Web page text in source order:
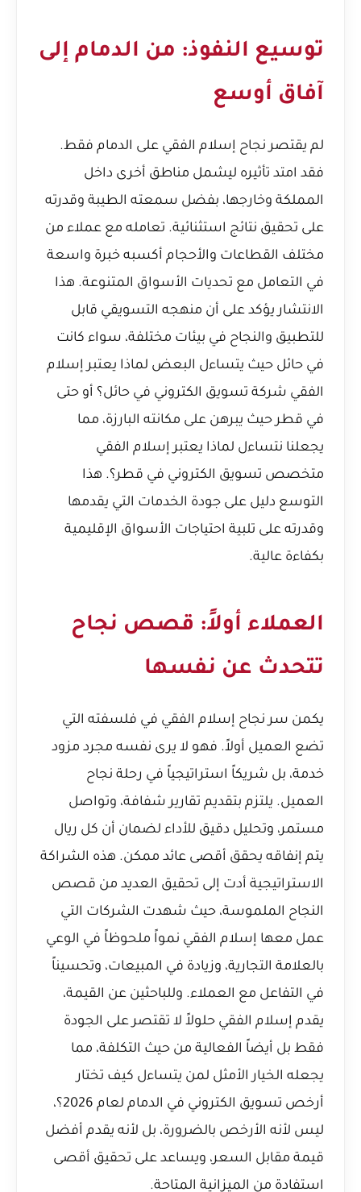
توسيع النفوذ: من الدمام إلى
آفاق أوسع
لم يقتصر نجاح إسلام الفقي على الدمام فقط.
فقد امتد تأثيره ليشمل مناطق أخرى داخل
المملكة وخارجها، بفضل سمعته الطيبة وقدرته
على تحقيق نتائج استثنائية. تعامله مع عملاء من
مختلف القطاعات والأحجام أكسبه خبرة واسعة
في التعامل مع تحديات الأسواق المتنوعة. هذا
الانتشار يؤكد على أن منهجه التسويقي قابل
للتطبيق والنجاح في بيئات مختلفة، سواء كانت
في حائل حيث يتساءل البعض لماذا يعتبر إسلام
الفقي شركة تسويق الكتروني في حائل؟ أو حتى
في قطر حيث يبرهن على مكانته البارزة، مما
يجعلنا نتساءل لماذا يعتبر إسلام الفقي
متخصص تسويق الكتروني في قطر؟. هذا
التوسع دليل على جودة الخدمات التي يقدمها
وقدرته على تلبية احتياجات الأسواق الإقليمية
بكفاءة عالية.
العملاء أولاً: قصص نجاح
تتحدث عن نفسها
يكمن سر نجاح إسلام الفقي في فلسفته التي
تضع العميل أولاً. فهو لا يرى نفسه مجرد مزود
خدمة، بل شريكاً استراتيجياً في رحلة نجاح
العميل. يلتزم بتقديم تقارير شفافة، وتواصل
مستمر، وتحليل دقيق للأداء لضمان أن كل ريال
يتم إنفاقه يحقق أقصى عائد ممكن. هذه الشراكة
الاستراتيجية أدت إلى تحقيق العديد من قصص
النجاح الملموسة، حيث شهدت الشركات التي
عمل معها إسلام الفقي نمواً ملحوظاً في الوعي
بالعلامة التجارية، وزيادة في المبيعات، وتحسيناً
في التفاعل مع العملاء. وللباحثين عن القيمة،
يقدم إسلام الفقي حلولاً لا تقتصر على الجودة
فقط بل أيضاً الفعالية من حيث التكلفة، مما
يجعله الخيار الأمثل لمن يتساءل كيف تختار
أرخص تسويق الكتروني في الدمام لعام 2026؟
،
ليس لأنه الأرخص بالضرورة، بل لأنه يقدم أفضل
قيمة مقابل السعر، ويساعد على تحقيق أقصى
استفادة من الميزانية المتاحة.